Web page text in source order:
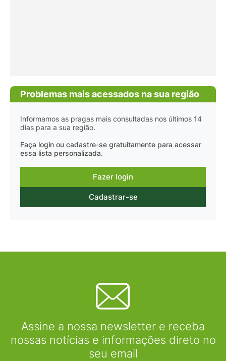
Problemas mais acessados na sua região
Informamos as pragas mais consultadas nos últimos 14
dias para a sua região.
Faça login ou cadastre-se gratuitamente para acessar
essa lista personalizada.
Fazer login
Cadastrar-se
Assine a nossa newsletter e receba
nossas notícias e informações direto no
seu email